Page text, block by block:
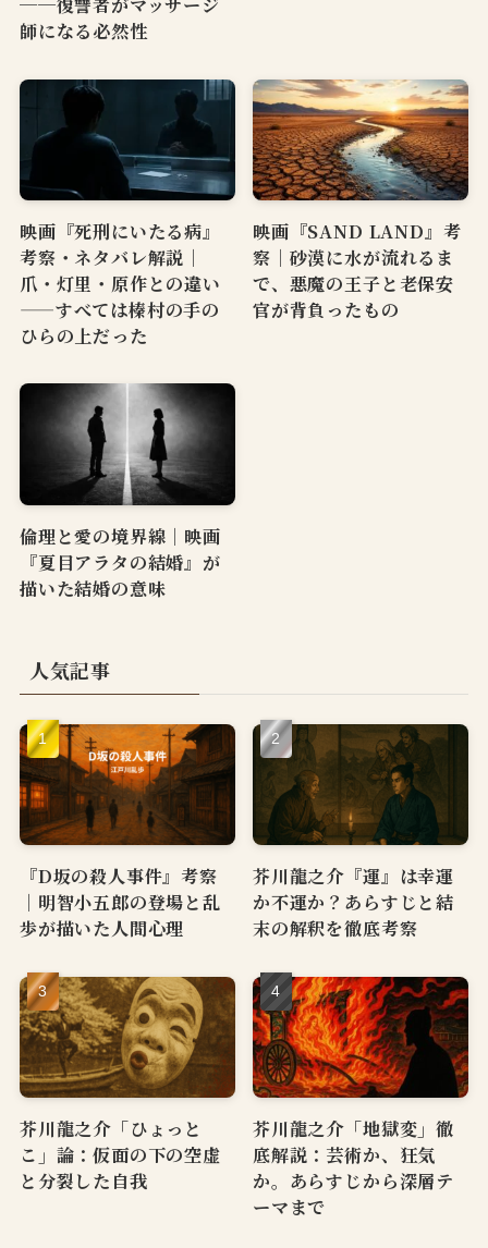
師になる必然性
映画『死刑にいたる病』
考察・ネタバレ解説｜
爪・灯里・原作との違い
——すべては榛村の手の
ひらの上だった
映画『SAND LAND』考
察｜砂漠に水が流れるま
で、悪魔の王子と老保安
官が背負ったもの
倫理と愛の境界線｜映画
『夏目アラタの結婚』が
描いた結婚の意味
人気記事
『D坂の殺人事件』考察
｜明智小五郎の登場と乱
歩が描いた人間心理
芥川龍之介『運』は幸運
か不運か？あらすじと結
末の解釈を徹底考察
芥川龍之介「ひょっと
こ」論：仮面の下の空虚
と分裂した自我
芥川龍之介「地獄変」徹
底解説：芸術か、狂気
か。あらすじから深層テ
ーマまで